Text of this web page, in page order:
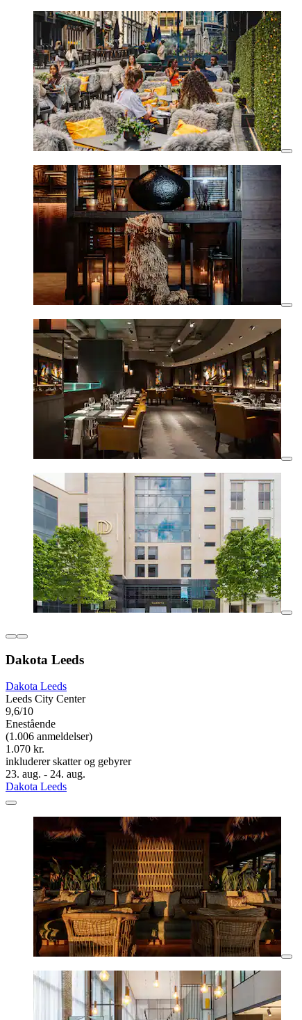
Dakota Leeds
Dakota Leeds
Leeds City Center
9,6/10
Enestående
(1.006 anmeldelser)
1.070 kr.
inkluderer skatter og gebyrer
23. aug. - 24. aug.
Dakota Leeds